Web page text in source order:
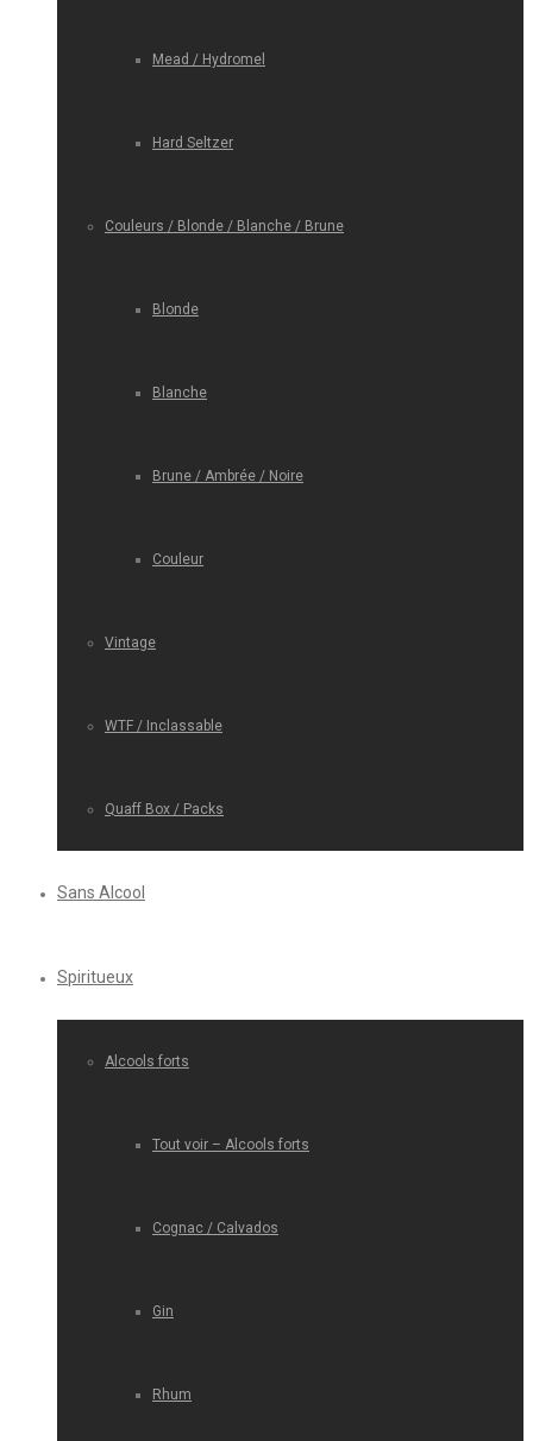
Mead / Hydromel
Hard Seltzer
Couleurs / Blonde / Blanche / Brune
Blonde
Blanche
Brune / Ambrée / Noire
Couleur
Vintage
WTF / Inclassable
Quaff Box / Packs
Sans Alcool
Spiritueux
Alcools forts
Tout voir – Alcools forts
Cognac / Calvados
Gin
Rhum